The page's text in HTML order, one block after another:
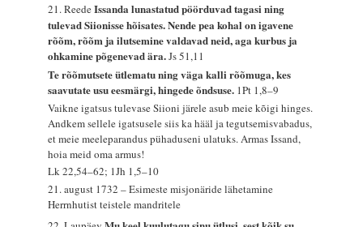
21. ReedeIssanda lunastatud pöörduvad tagasi ning
tulevad Siionisse hõisates. Nende pea kohal on igavene
rõõm, rõõm ja ilutsemine valdavad neid, aga kurbus ja
ohkamine põgenevad ära.Js 51,11
Te rõõmutsete ütlematu ning väga kalli rõõmuga, kes
saavutate usu eesmärgi, hingede õndsuse. 1Pt 1,8–9
Vaikne igatsus tulevase Siioni järele asub meie kõigi hinges.
Andkem sellele igatsusele siis ka hääl ja tegutsemisvabadus,
et meie meeleparandus pühaduseni ulatuks. Armas Issand,
hoia meid oma armus!
Lk 22,54–62; 1Jh 1,5–10
21. august 1732 – Esimeste misjonäride lähetamine
Herrnhutist teistele mandritele